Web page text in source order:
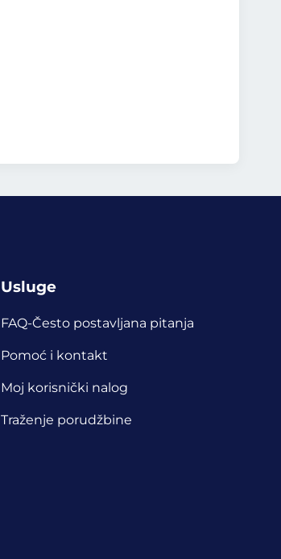
Usluge
FAQ-Često postavljana pitanja
Pomoć i kontakt
Moj korisnički nalog
Traženje porudžbine